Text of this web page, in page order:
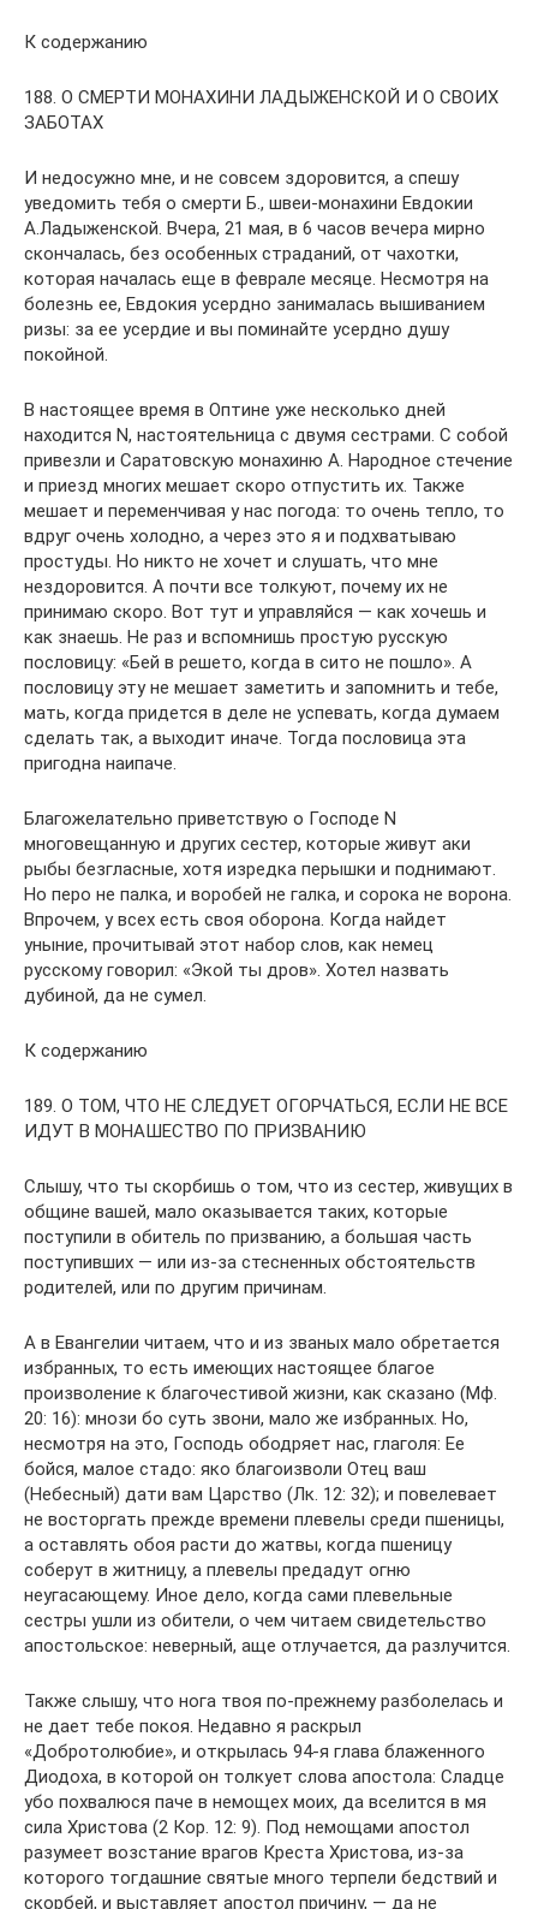
К содержанию
188. О СМЕРТИ МОНАХИНИ ЛАДЫЖЕНСКОЙ И О СВОИХ
ЗАБОТАХ
И недосужно мне, и не совсем здоровится, а спешу
уведомить тебя о смерти Б., швеи-монахини Евдокии
А.Ладыженской. Вчера, 21 мая, в 6 часов вечера мирно
скончалась, без особенных страданий, от чахотки,
которая началась еще в феврале месяце. Несмотря на
болезнь ее, Евдокия усердно занималась вышиванием
ризы: за ее усердие и вы поминайте усердно душу
покойной.
В настоящее время в Оптине уже несколько дней
находится N, настоятельница с двумя сестрами. С собой
привезли и Саратовскую монахиню А. Народное стечение
и приезд многих мешает скоро отпустить их. Также
мешает и переменчивая у нас погода: то очень тепло, то
вдруг очень холодно, а через это я и подхватываю
простуды. Но никто не хочет и слушать, что мне
нездоровится. А почти все толкуют, почему их не
принимаю скоро. Вот тут и управляйся — как хочешь и
как знаешь. Не раз и вспомнишь простую русскую
пословицу: «Бей в решето, когда в сито не пошло». А
пословицу эту не мешает заметить и запомнить и тебе,
мать, когда придется в деле не успевать, когда думаем
сделать так, а выходит иначе. Тогда пословица эта
пригодна наипаче.
Благожелательно приветствую о Господе N
многовещанную и других сестер, которые живут аки
рыбы безгласные, хотя изредка перышки и поднимают.
Но перо не палка, и воробей не галка, и сорока не ворона.
Впрочем, у всех есть своя оборона. Когда найдет
уныние, прочитывай этот набор слов, как немец
русскому говорил: «Экой ты дров». Хотел назвать
дубиной, да не сумел.
К содержанию
189. О ТОМ, ЧТО НЕ СЛЕДУЕТ ОГОРЧАТЬСЯ, ЕСЛИ НЕ ВСЕ
ИДУТ В МОНАШЕСТВО ПО ПРИЗВАНИЮ
Слышу, что ты скорбишь о том, что из сестер, живущих в
общине вашей, мало оказывается таких, которые
поступили в обитель по призванию, а большая часть
поступивших — или из-за стесненных обстоятельств
родителей, или по другим причинам.
А в Евангелии читаем, что и из званых мало обретается
избранных, то есть имеющих настоящее благое
произволение к благочестивой жизни, как сказано (Мф.
20: 16): мнози бо суть звони, мало же избранных. Но,
несмотря на это, Господь ободряет нас, глаголя: Ее
бойся, малое стадо: яко благоизволи Отец ваш
(Небесный) дати вам Царство (Лк. 12: 32); и повелевает
не восторгать прежде времени плевелы среди пшеницы,
а оставлять обоя расти до жатвы, когда пшеницу
соберут в житницу, а плевелы предадут огню
неугасающему. Иное дело, когда сами плевельные
сестры ушли из обители, о чем читаем свидетельство
апостольское: неверный, аще отлучается, да разлучится.
Также слышу, что нога твоя по-прежнему разболелась и
не дает тебе покоя. Недавно я раскрыл
«Добротолюбие», и открылась 94-я глава блаженного
Диодоха, в которой он толкует слова апостола: Сладце
убо похвалюся паче в немощех моих, да вселится в мя
сила Христова (2 Кор. 12: 9). Под немощами апостол
разумеет возстание врагов Креста Христова, из-за
которого тогдашние святые много терпели бедствий и
скорбей, и выставляет апостол причину, — да не